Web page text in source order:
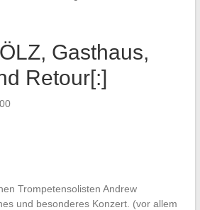
Gasthaus,
Retour[:]
Trompetensolisten Andrew
und besonderes Konzert. (vor allem